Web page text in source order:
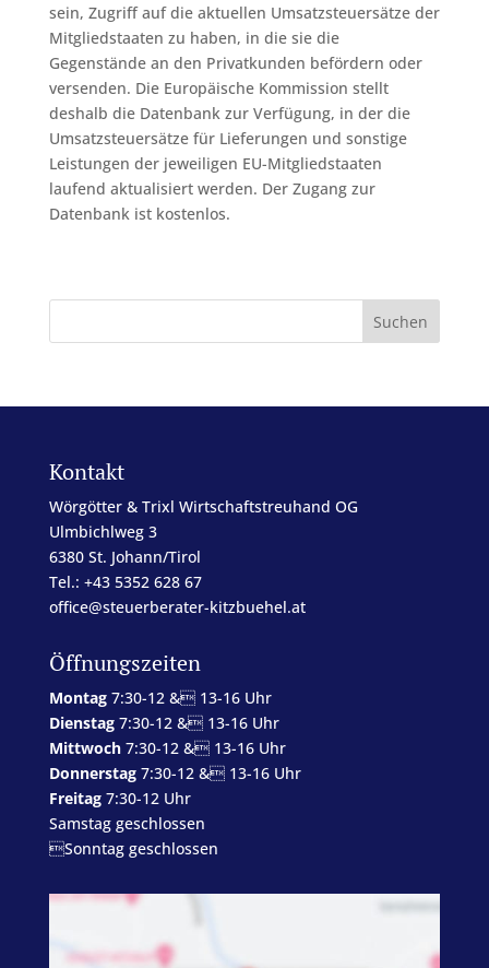
sein, Zugriff auf die aktuellen Umsatzsteuersätze der
Mitgliedstaaten zu haben, in die sie die
Gegenstände an den Privatkunden befördern oder
versenden. Die Europäische Kommission stellt
deshalb die Datenbank zur Verfügung, in der die
Umsatzsteuersätze für Lieferungen und sonstige
Leistungen der jeweiligen EU-Mitgliedstaaten
laufend aktualisiert werden. Der Zugang zur
Datenbank ist kostenlos.
Kontakt
Wörgötter & Trixl Wirtschaftstreuhand OG
Ulmbichlweg 3
6380 St. Johann/Tirol
Tel.: +43 5352 628 67
office@steuerberater-kitzbuehel.at
Öffnungszeiten
Montag7:30-12 & 13-16 Uhr
Dienstag7:30-12 & 13-16 Uhr
Mittwoch7:30-12 & 13-16 Uhr
Donnerstag7:30-12 & 13-16 Uhr
Freitag7:30-12 Uhr
Samstag geschlossen
Sonntag geschlossen